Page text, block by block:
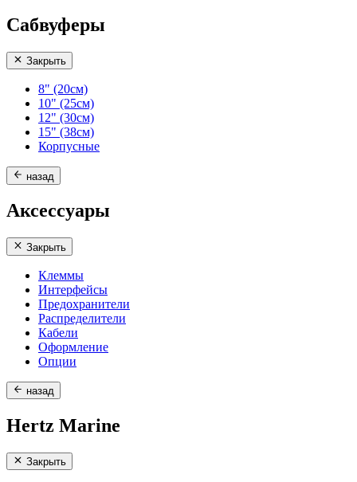
Сабвуферы
Закрыть
8" (20см)
10" (25см)
12" (30см)
15" (38см)
Корпусные
назад
Аксессуары
Закрыть
Клеммы
Интерфейсы
Предохранители
Распределители
Кабели
Оформление
Опции
назад
Hertz Marine
Закрыть